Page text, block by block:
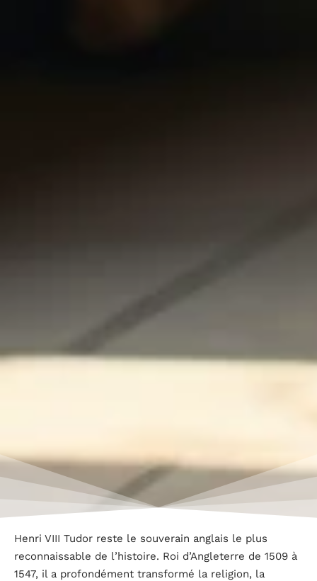
Henri VIII Tudor reste le souverain anglais le plus
reconnaissable de l’histoire. Roi d’Angleterre de 1509 à
1547, il a profondément transformé la religion, la